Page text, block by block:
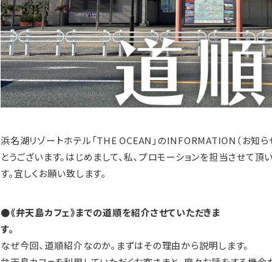
浜名湖リゾートホテル「THE OCEAN」のINFORMATION（お知ら
とうございます。はじめまして、私、プロモーションを担当させて頂
す。宜しくお願い致します。
●《弁天島カフェ》までの道順を紹介させていただきま
す。
なぜ今回、道順紹介なのか。まずはその理由から説明します。